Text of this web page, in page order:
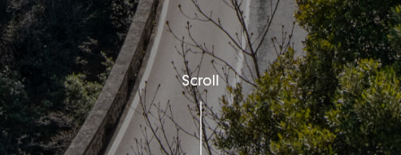
Scroll